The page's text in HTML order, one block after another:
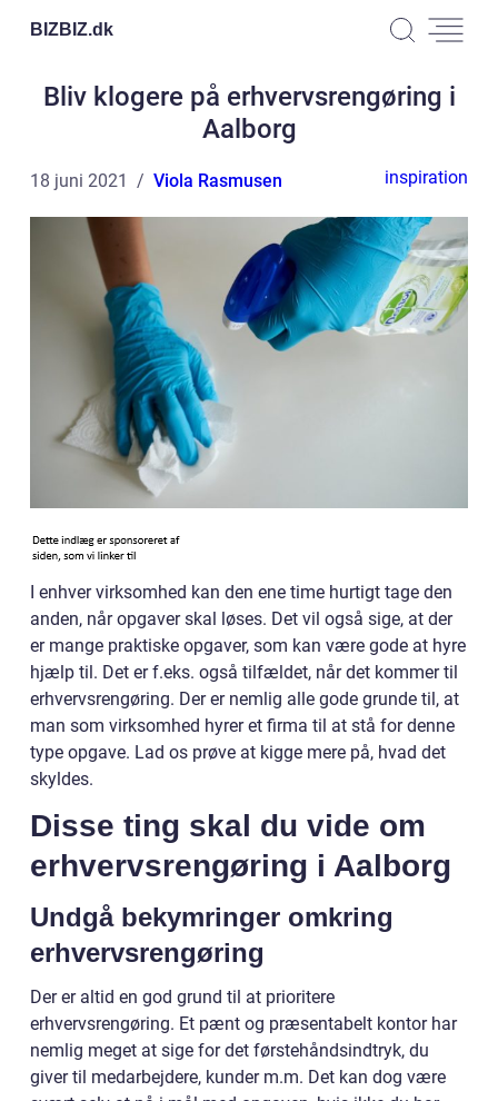
BIZBIZ.dk
Bliv klogere på erhvervsrengøring i
Aalborg
18 juni 2021 Viola Rasmusen inspiration
I enhver virksomhed kan den ene time hurtigt tage den
anden, når opgaver skal løses. Det vil også sige, at der
er mange praktiske opgaver, som kan være gode at hyre
hjælp til. Det er f.eks. også tilfældet, når det kommer til
erhvervsrengøring. Der er nemlig alle gode grunde til, at
man som virksomhed hyrer et firma til at stå for denne
type opgave. Lad os prøve at kigge mere på, hvad det
skyldes.
Disse ting skal du vide om
erhvervsrengøring i Aalborg
Undgå bekymringer omkring
erhvervsrengøring
Der er altid en god grund til at prioritere
erhvervsrengøring. Et pænt og præsentabelt kontor har
nemlig meget at sige for det førstehåndsindtryk, du
giver til medarbejdere, kunder m.m. Det kan dog være